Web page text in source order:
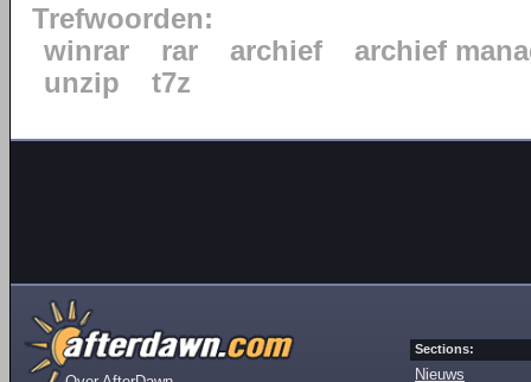
Trefwoorden:
winrar
rar archief
archief
unzip
t7z
Sections:
Nieuws